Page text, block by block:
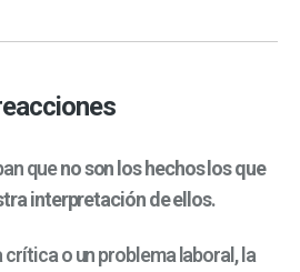
queno son los hechos los que
interpretación de ellos.
o un problema laboral, la